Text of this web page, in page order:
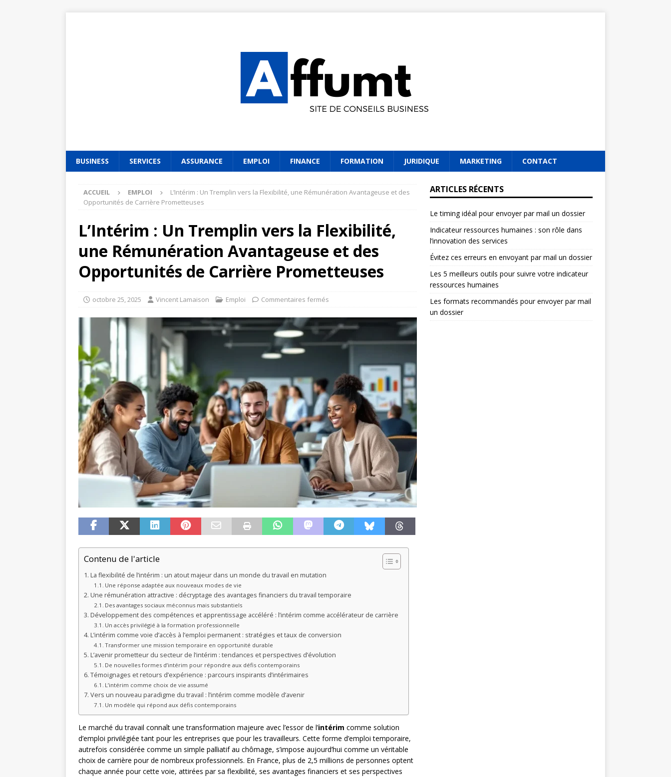
BUSINESS SERVICES ASSURANCE EMPLOI FINANCE FORMATION JURIDIQUE MARKETING CONTACT
ACCUEIL EMPLOI
L’Intérim : Un Tremplin vers la Flexibilité, une Rémunération Avantageuse et des
Opportunités de Carrière Prometteuses
L’Intérim : Un Tremplin vers la Flexibilité,
une Rémunération Avantageuse et des
Opportunités de Carrière Prometteuses
octobre 25, 2025 Vincent Lamaison Emploi Commentaires fermés
Contenu de l'article
La flexibilité de l’intérim : un atout majeur dans un monde du travail en mutation
Une réponse adaptée aux nouveaux modes de vie
Une rémunération attractive : décryptage des avantages financiers du travail temporaire
Des avantages sociaux méconnus mais substantiels
Développement des compétences et apprentissage accéléré : l’intérim comme accélérateur de carrière
Un accès privilégié à la formation professionnelle
L’intérim comme voie d’accès à l’emploi permanent : stratégies et taux de conversion
Transformer une mission temporaire en opportunité durable
L’avenir prometteur du secteur de l’intérim : tendances et perspectives d’évolution
De nouvelles formes d’intérim pour répondre aux défis contemporains
Témoignages et retours d’expérience : parcours inspirants d’intérimaires
L’intérim comme choix de vie assumé
Vers un nouveau paradigme du travail : l’intérim comme modèle d’avenir
Un modèle qui répond aux défis contemporains
Le marché du travail connaît une transformation majeure avec l’essor de l’intérim comme solution
d’emploi privilégiée tant pour les entreprises que pour les travailleurs. Cette forme d’emploi temporaire,
autrefois considérée comme un simple palliatif au chômage, s’impose aujourd’hui comme un véritable
choix de carrière pour de nombreux professionnels. En France, plus de 2,5 millions de personnes optent
chaque année pour cette voie, attirées par sa flexibilité, ses avantages financiers et ses perspectives
ARTICLES RÉCENTS
Le timing idéal pour envoyer par mail un dossier
Indicateur ressources humaines : son rôle dans
l’innovation des services
Évitez ces erreurs en envoyant par mail un dossier
Les 5 meilleurs outils pour suivre votre indicateur
ressources humaines
Les formats recommandés pour envoyer par mail
un dossier